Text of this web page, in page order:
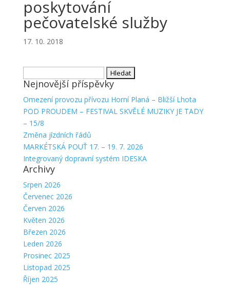
poskytování
pečovatelské služby
17. 10. 2018
Nejnovější příspěvky
Omezení provozu přívozu Horní Planá – Bližší Lhota
POD PROUDEM – FESTIVAL SKVĚLÉ MUZIKY JE TADY
– 15/8
Změna jízdních řádů
MARKÉTSKÁ POUŤ 17. – 19. 7. 2026
Integrovaný dopravní systém IDESKA
Archivy
Srpen 2026
Červenec 2026
Červen 2026
Květen 2026
Březen 2026
Leden 2026
Prosinec 2025
Listopad 2025
Říjen 2025